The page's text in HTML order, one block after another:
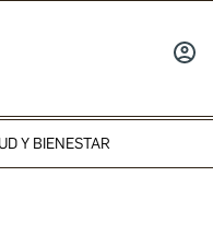
Y BIENESTAR